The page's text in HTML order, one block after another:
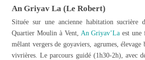
An Griyav La (Le Robert)
Située sur une ancienne habitation sucrière
Quartier Moulin à Vent, An Griyav’La est une
mêlant vergers de goyaviers, agrumes,
vivrières. Le parcours guidé (1h30-2h), avec